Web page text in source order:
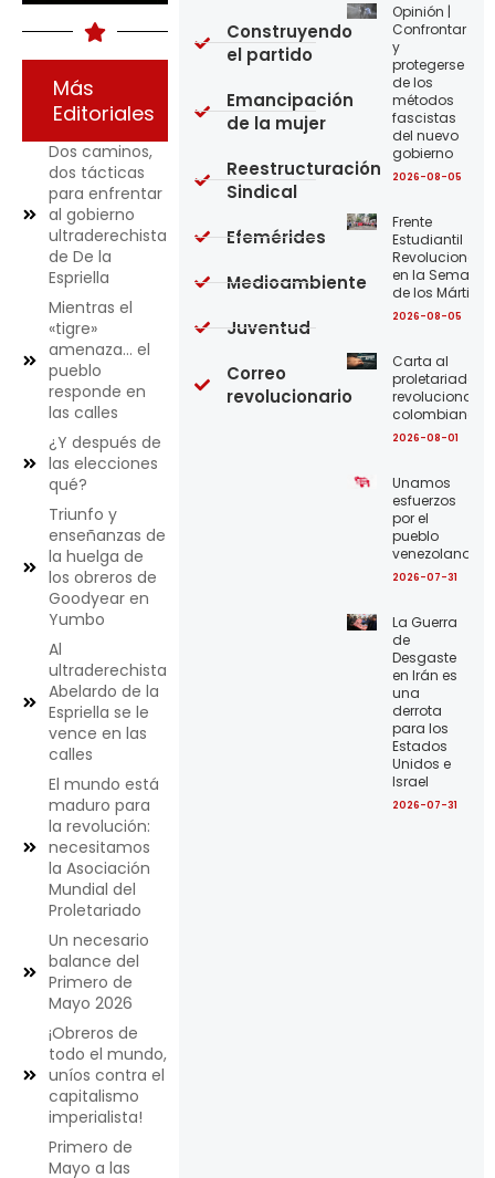
Más
Editoriales
Dos caminos,
dos tácticas
para enfrentar
al gobierno
ultraderechista
de De la
Espriella
Mientras el
«tigre»
amenaza… el
pueblo
responde en
las calles
¿Y después de
las elecciones
qué?
Triunfo y
enseñanzas de
la huelga de
los obreros de
Goodyear en
Yumbo
Al
ultraderechista
Abelardo de la
Espriella se le
vence en las
calles
El mundo está
maduro para
la revolución:
necesitamos
la Asociación
Mundial del
Proletariado
Un necesario
balance del
Primero de
Mayo 2026
¡Obreros de
todo el mundo,
uníos contra el
capitalismo
imperialista!
Primero de
Mayo a las
Opinión |
Confrontar
y
protegerse
de los
métodos
fascistas
del nuevo
gobierno
2026-08-05
Frente
Estudiantil
Revolucionario
en la Semana
de los Mártires
2026-08-05
Carta al
proletariado
revolucionario
colombiano
2026-08-01
Unamos
esfuerzos
por el
pueblo
venezolano
2026-07-31
La Guerra
de
Desgaste
en Irán es
una
derrota
para los
Estados
Unidos e
Israel
2026-07-31
Construyendo
el partido
Emancipación
de la mujer
Reestructuración
Sindical
Efemérides
Medioambiente
Juventud
Correo
revolucionario